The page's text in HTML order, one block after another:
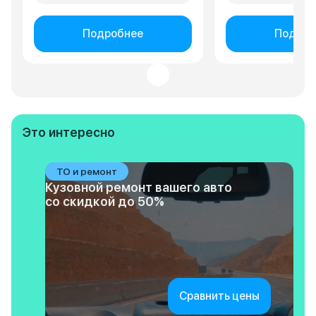
Подробнее
Это интересно
ТО и ремонт
Кузовной ремонт вашего авто
со скидкой до 50%
Сравнить цены